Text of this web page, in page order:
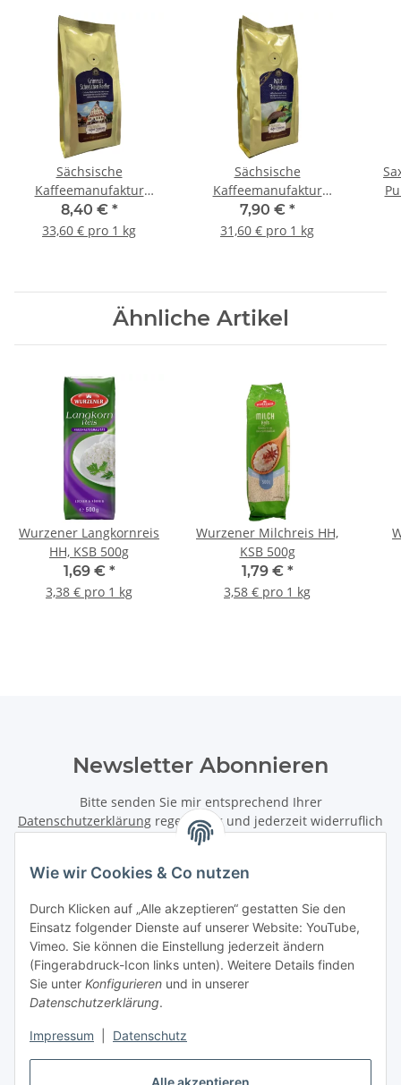
Alle akzeptieren
Wie wir Cookies & Co nutzen
Durch Klicken auf „Alle akzeptieren“ gestatten Sie den
Einsatz folgender Dienste auf unserer Website: YouTube,
Vimeo. Sie können die Einstellung jederzeit ändern
(Fingerabdruck-Icon links unten). Weitere Details finden
Sie unter Konfigurieren und in unserer
Datenschutzerklärung.
Impressum Datenschutz
Sächsische
Kaffeemanufaktur
Grimma Kaffee Grimmas
Scheelchen Heeßer 250g
8,40 € *
33,60 € pro 1 kg
Sächsische
Kaffeemanufaktur
Grimma Kaffee Papua
NeuGuinea Sigri 250g
7,90 € *
31,60 € pro 1 kg
Ähnliche Artikel
Wurzener Langkornreis
HH, KSB 500g
1,69 € *
3,38 € pro 1 kg
Wurzener Milchreis HH,
KSB 500g
1,79 € *
3,58 € pro 1 kg
Newsletter Abonnieren
Bitte senden Sie mir entsprechend Ihrer
Datenschutzerklärung regelmäßig und jederzeit widerruflich
Informationen zu Ihrem Produktsortiment per E-Mail zu.
Newsletter Abonnieren
Informationen
Gesetzliche Informationen